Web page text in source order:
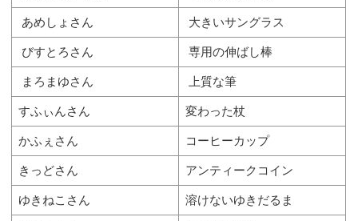
あめしょさん 大きいサングラス
びすとろさん 専用の伸ばし棒
まろまゆさん 上質な筆
すふぃんさん 変わった杖
かふぇさん コーヒーカップ
きっどさん アンティークコイン
ゆきねこさん 溶けないゆきだるま